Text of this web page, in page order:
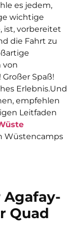
es jedem,
wichtige
ist, vorbereitet
die Fahrt zu
von
Spaß!
Erlebnis.Und
empfehlen
Leitfaden
Wüstencamps
Agafay-
Quad